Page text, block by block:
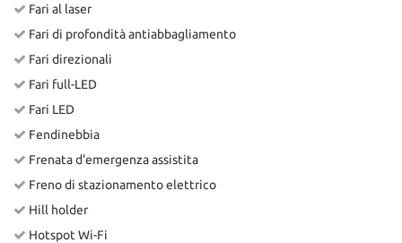
Fari al laser
Fari di profondità antiabbagliamento
Fari direzionali
Fari full-LED
Fari LED
Fendinebbia
Frenata d'emergenza assistita
Freno di stazionamento elettrico
Hill holder
Hotspot Wi-Fi